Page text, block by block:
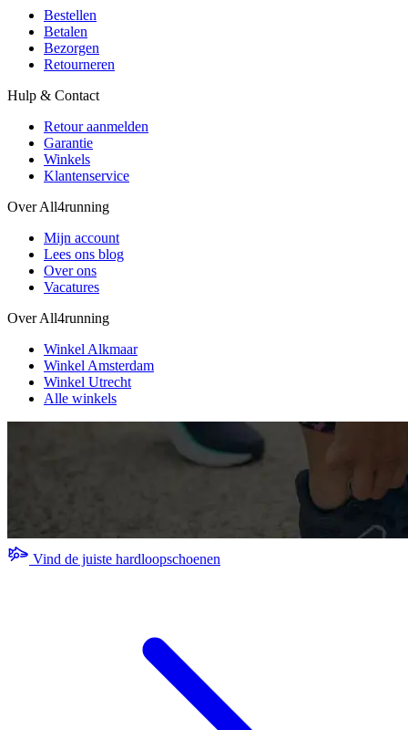
Bestellen
Betalen
Bezorgen
Retourneren
Hulp & Contact
Retour aanmelden
Garantie
Winkels
Klantenservice
Over All4running
Mijn account
Lees ons blog
Over ons
Vacatures
Over All4running
Winkel Alkmaar
Winkel Amsterdam
Winkel Utrecht
Alle winkels
Vind de juiste hardloopschoenen